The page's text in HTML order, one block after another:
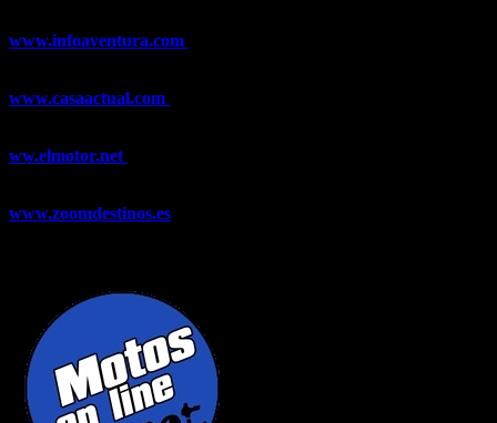
www.infoaventura.com
www.casaactual.com
ww.elmotor.net
www.zoomdestinos.es